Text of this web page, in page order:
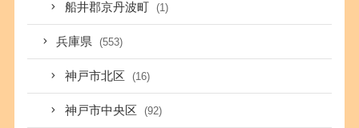
船井郡京丹波町 (1)
兵庫県 (553)
神戸市北区 (16)
神戸市中央区 (92)